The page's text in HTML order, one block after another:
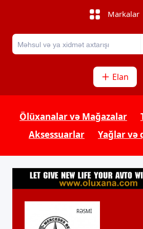
Markalar
Elan
Ölüxanalar və Mağazalar
Aksessuarlar
Yağlar və
RƏSMİ